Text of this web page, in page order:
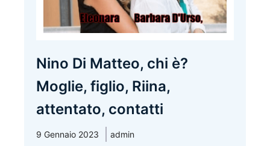
Nino Di Matteo, chi è?
Moglie, figlio, Riina,
attentato, contatti
9 Gennaio 2023 admin